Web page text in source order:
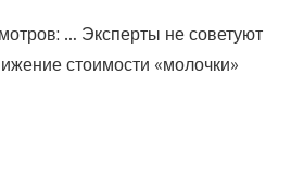
… Эксперты не советуют
стоимости «молочки»